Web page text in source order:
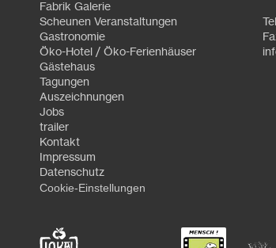
Fabrik Galerie
Scheunen Veranstaltungen
Gastronomie
Öko-Hotel / Öko-Ferienhäuser
Gästehaus
Tagungen
Auszeichnungen
Jobs
trailer
Kontakt
Impressum
Datenschutz
Cookie-Einstellungen